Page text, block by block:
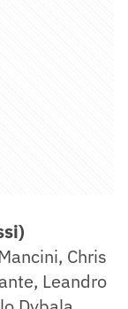
Chris
Leandro